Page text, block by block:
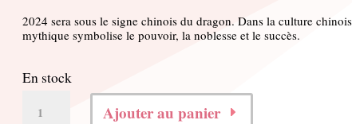
2024 sera sous le signe chinois du dragon. Dans la culture
mythique symbolise le pouvoir, la noblesse et le succès.
En stock
Ajouter au panier